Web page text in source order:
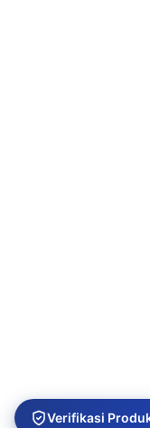
Verifikasi